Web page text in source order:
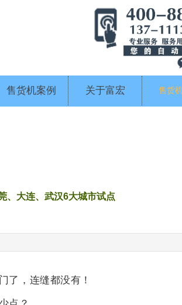
售货机案例 关于富宏 售货
、大连、武汉6大城市试点
了，连缝都没有！